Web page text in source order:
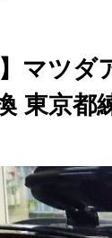
マツ
東京都